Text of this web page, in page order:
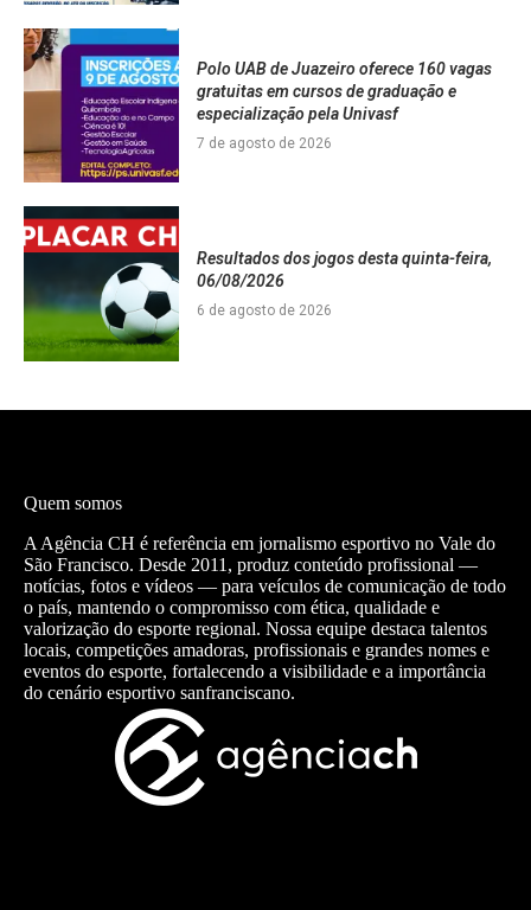
Polo UAB de Juazeiro oferece 160 vagas
gratuitas em cursos de graduação e
especialização pela Univasf
7 de agosto de 2026
Resultados dos jogos desta quinta-feira,
06/08/2026
6 de agosto de 2026
Quem somos
A Agência CH é referência em jornalismo esportivo no Vale do
São Francisco. Desde 2011, produz conteúdo profissional —
notícias, fotos e vídeos — para veículos de comunicação de todo
o país, mantendo o compromisso com ética, qualidade e
valorização do esporte regional. Nossa equipe destaca talentos
locais, competições amadoras, profissionais e grandes nomes e
eventos do esporte, fortalecendo a visibilidade e a importância
do cenário esportivo sanfranciscano.